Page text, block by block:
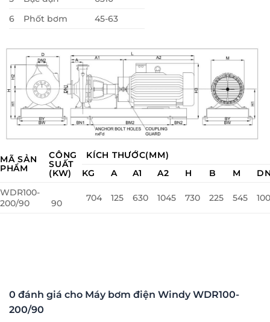
6
Phốt bơm 45-63
MÃ SẢN
PHẨM
CÔNG
SUẤT
(KW)
KÍCH THƯỚC(MM)
KG
A A1 A2 H B M
WDR100-
200/90
90 704 125 630 1045 730 225 545
0 đánh giá cho Máy bơm điện Windy WDR100-
200/90